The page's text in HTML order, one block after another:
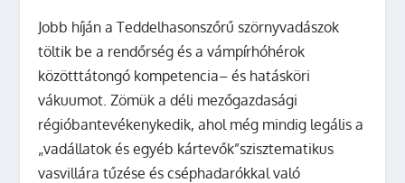
Jobb híján a Teddelhasonszőrű szörnyvadászok
töltik be a rendőrség és a vámpírhóhérok
közötttátongó kompetencia– és hatásköri
vákuumot. Zömük a déli mezőgazdasági
régióbantevékenykedik, ahol még mindig legális a
„vadállatok és egyéb kártevők”szisztematikus
vasvillára tűzése és cséphadarókkal való